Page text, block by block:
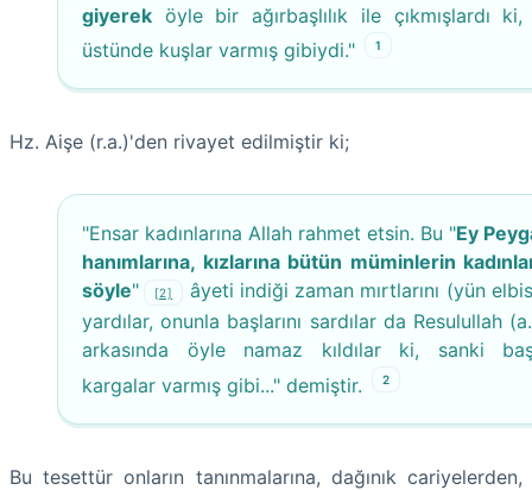
giyerek öyle bir ağırbaşlılık ile çıkmışlardı ki,
üstünde kuşlar varmış gibiydi."
1
Hz. Aişe (r.a.)'den rivayet edilmiştir ki;
"Ensar kadınlarına Allah rahmet etsin. Bu "Ey
hanımlarına, kızlarına bütün müminlerin
söyle" [2]
âyeti indiği zaman mırtlarını (yün
yardılar, onunla başlarını sardılar da Resulullah
arkasında öyle namaz kıldılar ki, sanki
kargalar varmış gibi..." demiştir.
2
Bu tesettür onların tanınmalarına, dağınık cariyelerden,